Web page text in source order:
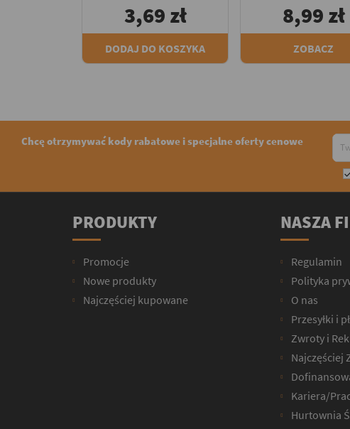
3,69 zł
DODAJ DO KOSZYKA
8,99 zł
ZOBACZ
Chcę otrzymywać kody rabatowe i specjalne oferty cenowe
PRODUKTY
Promocje
Nowe produkty
Najczęściej kupowane
NASZA
Regulamin
Polityka
O nas
Przesyłki i
Zwroty i
Najczęściej
Kariera/
Hurtownia